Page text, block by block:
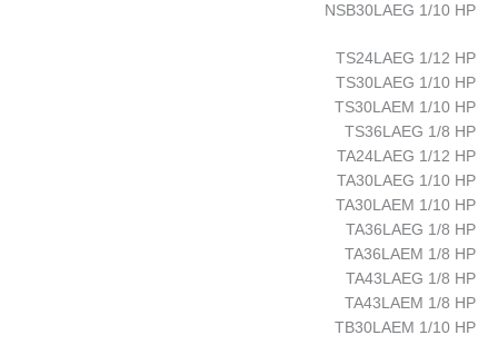
NSB30LAEG 1/10 HP
TS24LAEG 1/12 HP
TS30LAEG 1/10 HP
TS30LAEM 1/10 HP
TS36LAEG 1/8 HP
TA24LAEG 1/12 HP
TA30LAEG 1/10 HP
TA30LAEM 1/10 HP
TA36LAEG 1/8 HP
TA36LAEM 1/8 HP
TA43LAEG 1/8 HP
TA43LAEM 1/8 HP
TB30LAEM 1/10 HP